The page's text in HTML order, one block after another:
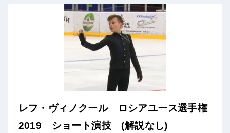
レフ・ヴィノクール ロシアユース選手権
2019 ショート演技 (解説なし)